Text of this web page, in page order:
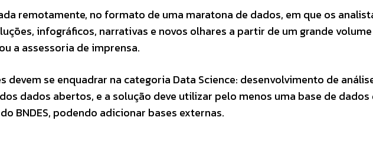
remotamente, no formato de uma maratona de dados, em que os
infográficos, narrativas e novos olhares a partir de um grande
a assessoria de imprensa.
devem se enquadrar na categoria Data Science: desenvolvimento de
dados abertos, e a solução deve utilizar pelo menos uma base de dados
BNDES, podendo adicionar bases externas.